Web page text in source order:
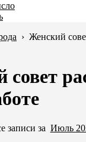
› Женский
записи за Июль